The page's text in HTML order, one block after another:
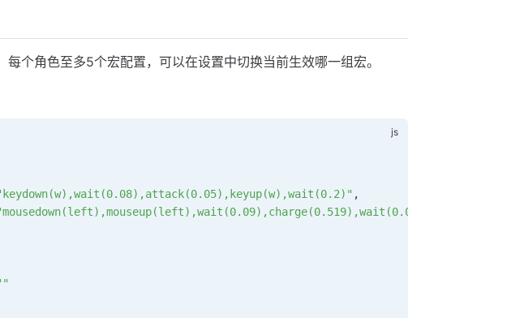
个角色至多5个宏配置，可以在设置中切换当前生效哪一组宏。
,